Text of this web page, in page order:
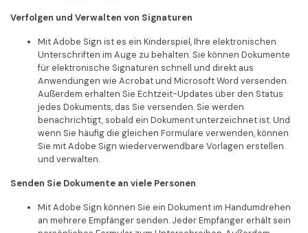
Verfolgen und Verwalten von Signaturen
Mit Adobe Sign ist es ein Kinderspiel, Ihre elektronischen
Unterschriften im Auge zu behalten. Sie können Dokumente
für elektronische Signaturen schnell und direkt aus
Anwendungen wie Acrobat und Microsoft Word versenden.
Außerdem erhalten Sie Echtzeit-Updates über den Status
jedes Dokuments, das Sie versenden. Sie werden
benachrichtigt, sobald ein Dokument unterzeichnet ist. Und
wenn Sie häufig die gleichen Formulare verwenden, können
Sie mit Adobe Sign wiederverwendbare Vorlagen erstellen
und verwalten.
Senden Sie Dokumente an viele Personen
Mit Adobe Sign können Sie ein Dokument im Handumdrehen
an mehrere Empfänger senden. Jeder Empfänger erhält sein